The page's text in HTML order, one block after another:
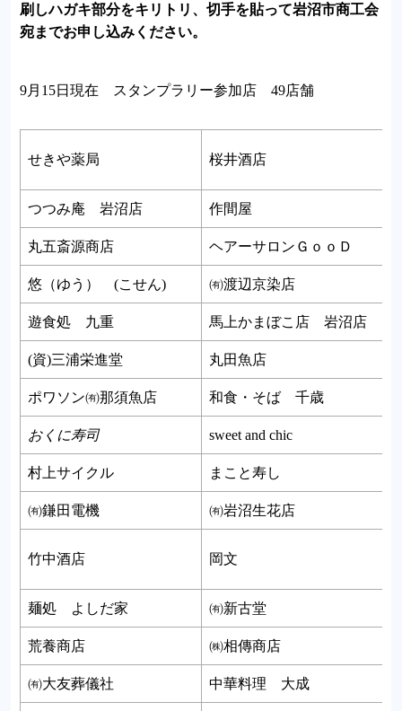
刷しハガキ部分をキリトリ、切手を貼って岩沼市商工会
宛までお申し込みください。
9月15日現在 スタンプラリー参加店 49店舗
せきや薬局 桜井酒店
つつみ庵 岩沼店 作間屋
丸五斎源商店 ヘアーサロンＧｏｏＤ
悠（ゆう） (こせん) ㈲渡辺京染店
遊食処 九重 馬上かまぼこ店 岩沼店
(資)三浦栄進堂 丸田魚店
ポワソン㈲那須魚店 和食・そば 千歳
おくに寿司 sweet and chic
村上サイクル まこと寿し
㈲鎌田電機 ㈲岩沼生花店
竹中酒店 岡文
麺処 よしだ家 ㈲新古堂
荒養商店 ㈱相傳商店
㈲大友葬儀社 中華料理 大成